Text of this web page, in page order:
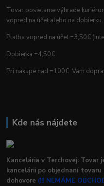
Tovar posielame výhrade
vopred na účet alebo na dobierku.
Platba vopred na účet =3,50€
Dobierka =4,50€
Pri nákupe nad =100€ Vám
Kde nás nájdete
Kancelária v Terchovej: Tovar
kancelárii po objednaní
dohovore (!!! NEMÁME